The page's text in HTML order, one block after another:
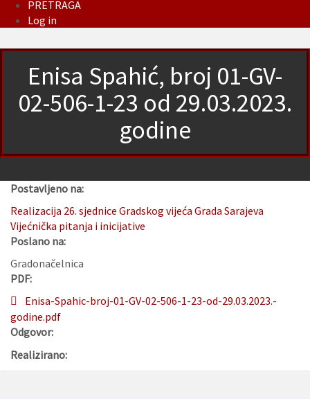
PRETRAGA
Log in
Enisa Spahić, broj 01-GV-
02-506-1-23 od 29.03.2023.
godine
Postavljeno na:
Realizacija 26. sjednice Gradskog vijeća Grada Sarajeva
Vijećnička pitanja i inicijative
Poslano na:
Gradonačelnica
PDF:
Enisa-Spahic-broj-01-GV-02-506-1-23-od-29.03.2023.-
godine.pdf
Odgovor:
Realizirano: